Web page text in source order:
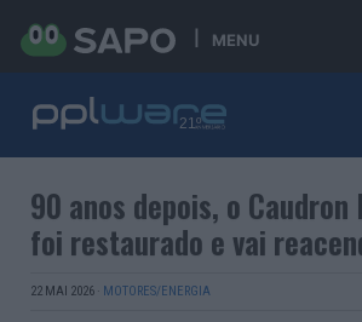
MENU
90 anos depois, o
foi restaurado e vai
22 MAI 2026 · MOTORES/ENERGIA